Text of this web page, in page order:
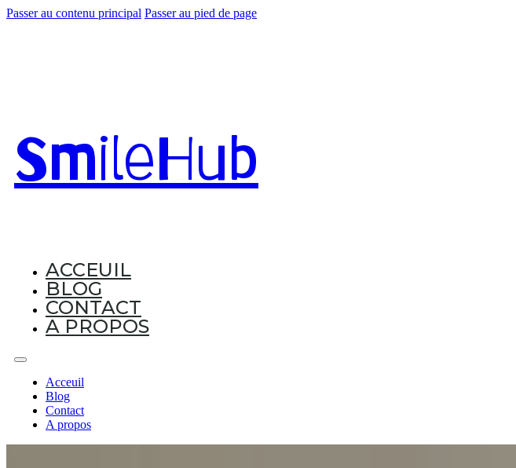
Passer au contenu principal Passer au pied de page
SmileHub
ACCEUIL
BLOG
CONTACT
A PROPOS
Acceuil
Blog
Contact
A propos